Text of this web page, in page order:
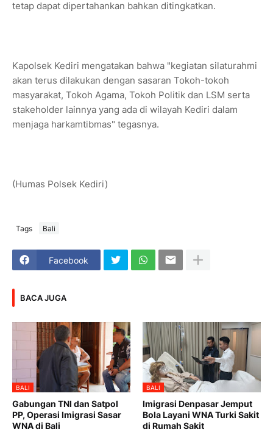
tetap dapat dipertahankan bahkan ditingkatkan.
Kapolsek Kediri mengatakan bahwa "kegiatan silaturahmi
akan terus dilakukan dengan sasaran Tokoh-tokoh
masyarakat, Tokoh Agama, Tokoh Politik dan LSM serta
stakeholder lainnya yang ada di wilayah Kediri dalam
menjaga harkamtibmas" tegasnya.
(Humas Polsek Kediri)
Tags Bali
Facebook
BACA JUGA
BALI
Gabungan TNI dan Satpol
PP, Operasi Imigrasi Sasar
WNA di Bali
BALI
Imigrasi Denpasar Jemput
Bola Layani WNA Turki Sakit
di Rumah Sakit